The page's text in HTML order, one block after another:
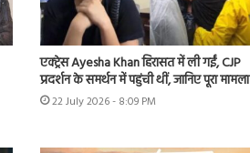
एक्ट्रेस Ayesha Khan हिरासत में ली गईं, CJP
प्रदर्शन के समर्थन में पहुंची थीं, जानिए पूरा मामला
22 July 2026 - 8:09 PM